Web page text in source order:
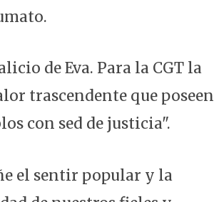
de Eva. Para la CGT la
trascendente que poseen
con sed de justicia".
el sentir popular y la